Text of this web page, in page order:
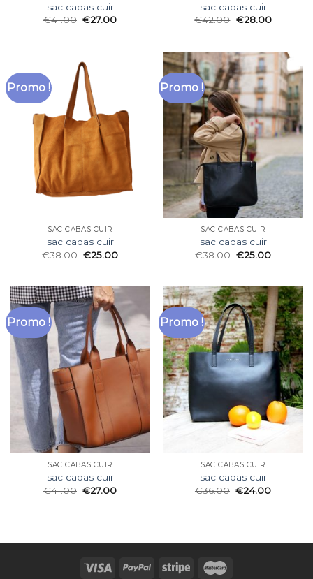
sac cabas cuir
€41.00 €27.00
sac cabas cuir
€42.00 €28.00
Promo !
SAC CABAS CUIR
sac cabas cuir
€38.00 €25.00
Promo !
SAC CABAS CUIR
sac cabas cuir
€38.00 €25.00
Promo !
SAC CABAS CUIR
sac cabas cuir
€41.00 €27.00
Promo !
SAC CABAS CUIR
sac cabas cuir
€36.00 €24.00